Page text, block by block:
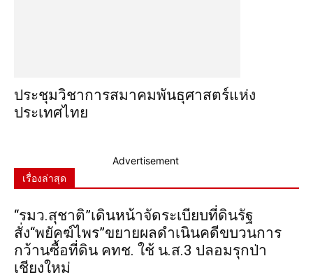
ประชุมวิชาการสมาคมพันธุศาสตร์แห่ง
ประเทศไทย
Advertisement
เรื่องล่าสุด
“รมว.สุชาติ”เดินหน้าจัดระเบียบที่ดินรัฐ
สั่ง“พยัคฆ์ไพร”ขยายผลดำเนินคดีขบวนการ
กว้านซื้อที่ดิน คทช. ใช้ น.ส.3 ปลอมรุกป่า
เชียงใหม่